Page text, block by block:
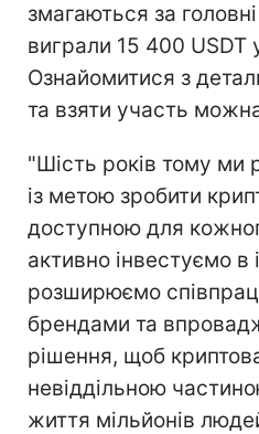
змагаються за
виграли 15 400 USDT
Ознайомитися з
та взяти участь
"‎Шість років тому ми
із метою зробити
доступною для
активно інвестуємо в
розширюємо
брендами та
рішення, щоб
невіддільною
життя мільйонів